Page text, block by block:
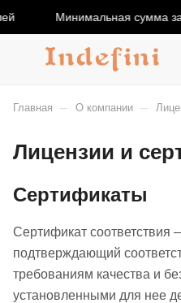
Минимальная сумма
Главная – О компании –
Лицензии и
Сертификаты
Сертификат соответствия
подтверждающий
требованиям качества и
установленными для нее